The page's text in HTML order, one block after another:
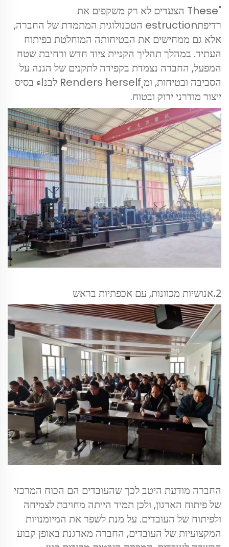
"These הצעדים לא רק משקפים את
רדיפתestruction הטכנולוגית המתמדת של החברה,
אלא גם ממחישים את הבטיחותה המוחלטת בפיתוח
העתיד. במהלך תהליך הקניית ציוד חדש ורחיבת שטח
המפעל, החברה נצמדת בקפידה לתקנים של הגנה על
הסביבה ובטיחות, ומุ Renders herself לבנاء בסיס
ייצור מודרני ירוק ובטוח.
2. אנושיות מכוונות, עם אכפתיות בראש
החברה מודעת היטב לכך שהעובדים הם הכוח המרכזי
של פיתוח הארגון, ולכן תמיד הייתה מחויבת לצמיחה
ולפיתוח של העובדים. על מנת לשפר את המיומנויות
המקצועיות של העובדים, החברה מארגנת באופן קבוע